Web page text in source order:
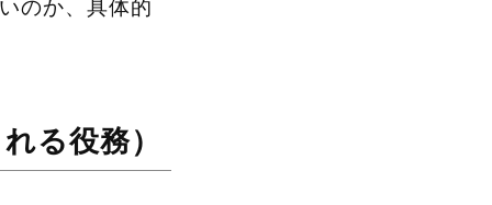
のか、具体的
る役務）